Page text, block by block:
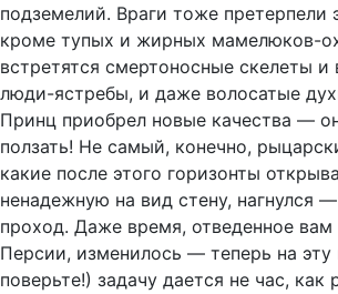
подземелий. Враги тоже
кроме тупых и жирных мамелюков-
встретятся смертоносные скелеты и
люди-ястребы, и даже волосатые
Принц приобрел новые качества —
ползать! Не самый, конечно,
какие после этого горизонты
ненадежную на вид стену, нагнулся
проход. Даже время, отведенное вам
Персии, изменилось — теперь на
поверьте!) задачу дается не час, как